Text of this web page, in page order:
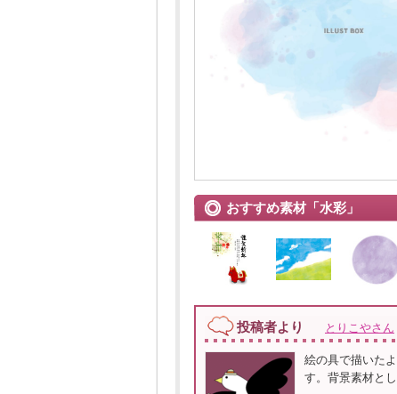
おすすめ素材「水彩」
投稿者より とりこやさん
絵の具で描いた
す。背景素材と